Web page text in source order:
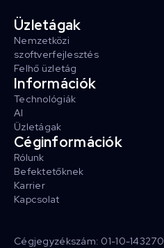
Üzletágak
Nemzetközi
szoftverfejlesztés
Felhő üzletág
Információk
Technológiák
AI
Üzletágak
Céginformációk
Rólunk
Befektetőknek
Karrier
Kapcsolat
Cégjegyzékszám: 01-10-143270